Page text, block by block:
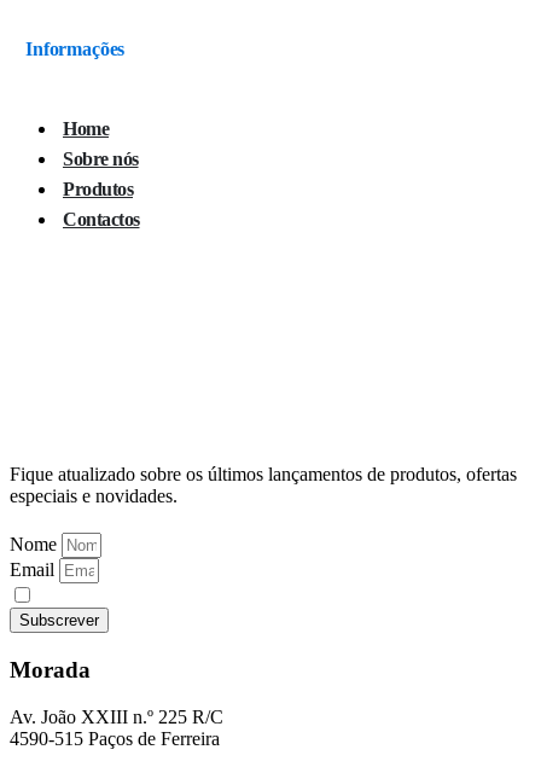
Informações
Home
Sobre nós
Produtos
Contactos
Fique atualizado sobre os últimos lançamentos de produtos, ofertas
especiais e novidades.
Nome
Email
Subscrever
Morada
Av. João XXIII n.º 225 R/C
4590-515 Paços de Ferreira